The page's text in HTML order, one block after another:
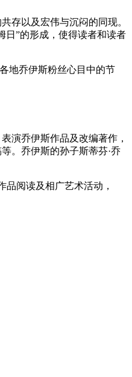
存以及宏伟与沉闷的同现。
日”的形成，使得读者和读者
地乔伊斯粉丝心目中的节
演乔伊斯作品及改编著作，
。乔伊斯的孙子斯蒂芬·乔
阅读及相广艺术活动，